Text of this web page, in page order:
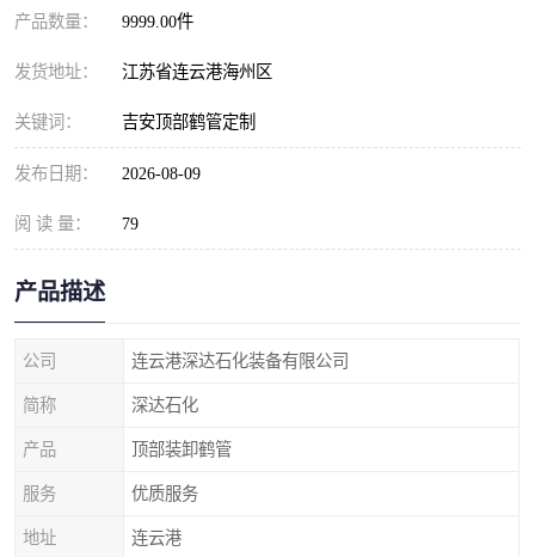
产品数量： 9999.00件
发货地址： 江苏省连云港海州区
关键词： 吉安顶部鹤管定制
发布日期： 2026-08-09
阅 读 量： 79
产品描述
公司 连云港深达石化装备有限公司
简称 深达石化
产品 顶部装卸鹤管
服务 优质服务
地址 连云港